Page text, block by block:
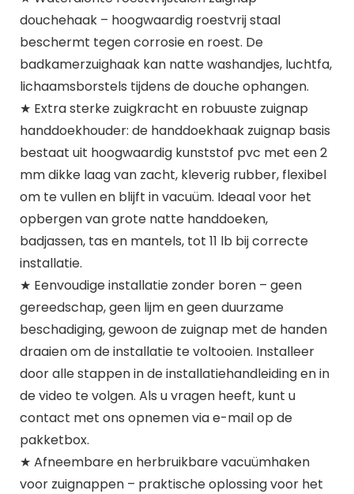
douchehaak – hoogwaardig roestvrij staal
beschermt tegen corrosie en roest. De
badkamerzuighaak kan natte washandjes, luchtfa,
lichaamsborstels tijdens de douche ophangen.
★ Extra sterke zuigkracht en robuuste zuignap
handdoekhouder: de handdoekhaak zuignap basis
bestaat uit hoogwaardig kunststof pvc met een 2
mm dikke laag van zacht, kleverig rubber, flexibel
om te vullen en blijft in vacuüm. Ideaal voor het
opbergen van grote natte handdoeken,
badjassen, tas en mantels, tot 11 lb bij correcte
installatie.
★ Eenvoudige installatie zonder boren – geen
gereedschap, geen lijm en geen duurzame
beschadiging, gewoon de zuignap met de handen
draaien om de installatie te voltooien. Installeer
door alle stappen in de installatiehandleiding en in
de video te volgen. Als u vragen heeft, kunt u
contact met ons opnemen via e-mail op de
pakketbox.
★ Afneembare en herbruikbare vacuümhaken
voor zuignappen – praktische oplossing voor het